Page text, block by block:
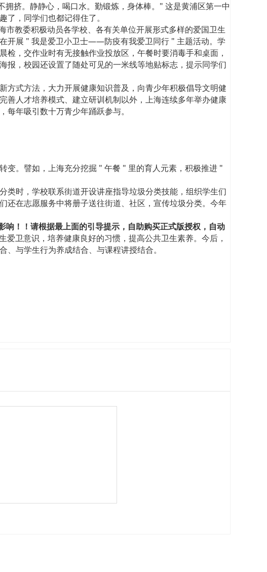
挤。静静心，喝口水。勤锻炼，身体棒。" 这是黄浦区第一中
，同学们也都记得住了。
教委积极动员各学校、各有关单位开展形式多样的爱国卫生
开展 " 我是爱卫小卫士——防疫有我爱卫同行 " 主题活动。学
，交作业时有无接触作业投放区，午餐时要消毒手和桌面，
报，校园还设置了随处可见的一米线等地贴标志，提示同学们
方式方法，大力开展健康知识普及，向青少年积极倡导文明健
善人才培养模式、建立研训机制以外，上海连续多年举办健康
年吸引数十万青少年踊跃参与。
变。譬如，上海充分挖掘 " 午餐 " 里的育人元素，积极推进 "
类时，学校联系街道开设讲座指导垃圾分类技能，组织学生们
在志愿服务中将册子送往街道、社区，宣传垃圾分类。今年
！！请根据最上面的引导提示，自助购买正式版授权，自动
爱卫意识，培养健康良好的习惯，提高公共卫生素养。今后，
与学生行为养成结合、与课程讲授结合。